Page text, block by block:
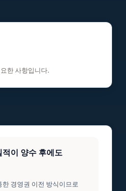
한 사항입니다.
이 양수 후에도
한 경영권 이전 방식이므로